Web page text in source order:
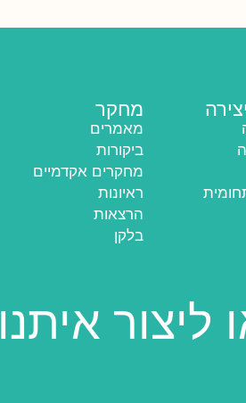
מחקר
מאמרים
ביקורות
מחקרים אקדמיים
ראיונות
הרצאות
בלקן
ליצור איתנו